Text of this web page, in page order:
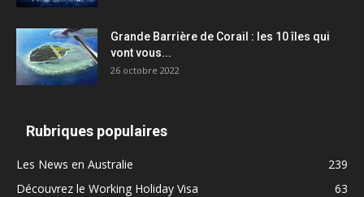
Grande Barrière de Corail : les 10 îles qui
vont vous...
26 octobre 2022
Rubriques populaires
Les News en Australie
239
Découvrez le Working Holiday Visa
63